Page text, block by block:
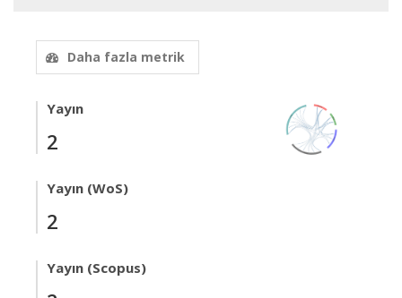
Daha fazla metrik
Yayın
2
Yayın (WoS)
2
Yayın (Scopus)